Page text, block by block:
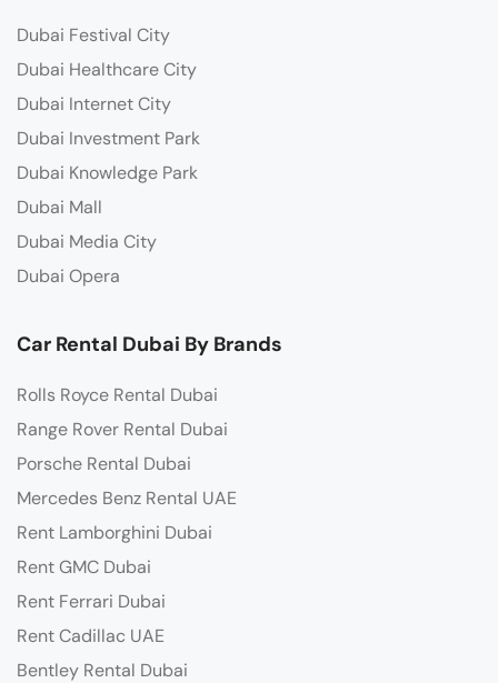
Dubai Festival City
Dubai Healthcare City
Dubai Internet City
Dubai Investment Park
Dubai Knowledge Park
Dubai Mall
Dubai Media City
Dubai Opera
Car Rental Dubai By Brands
Rolls Royce Rental Dubai
Range Rover Rental Dubai
Porsche Rental Dubai
Mercedes Benz Rental UAE
Rent Lamborghini Dubai
Rent GMC Dubai
Rent Ferrari Dubai
Rent Cadillac UAE
Bentley Rental Dubai